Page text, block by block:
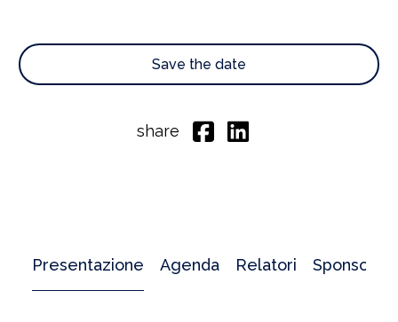
Save the date
share
Presentazione Agenda Relatori Sponsor